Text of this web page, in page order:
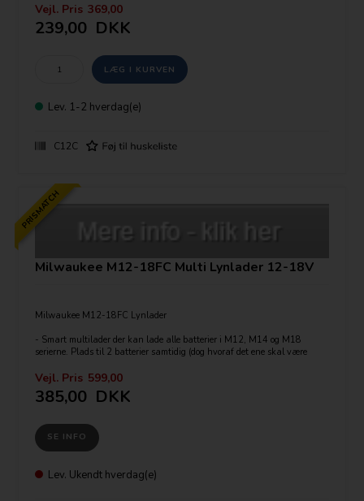
Vejl. Pris 369,00
239,00 DKK
Lev. 1-2 hverdag(e)
C12C
PRISMATCH
Milwaukee M12-18FC Multi Lynlader 12-18V
Milwaukee M12-18FC Lynlader
- Smart multilader der kan lade alle batterier i M12, M14 og M18
serierne. Plads til 2 batterier samtidig (dog hvoraf det ene skal være
- Lader op i rækkefølge - først i, først opladet.
- Elektronisk temperaturbeskyttelse
- Indkapslede celler
Ladetider for 18V:
2.0 Ah - 26 min
5.0 Ah - 59 min
Vejl. Pris 599,00
385,00 DKK
SE INFO
Lev. Ukendt hverdag(e)